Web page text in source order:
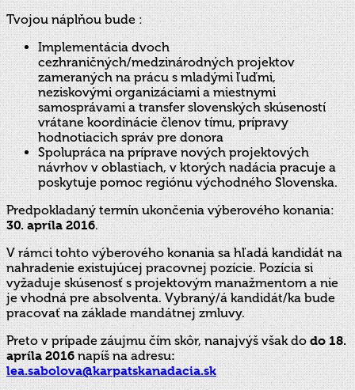
Tvojou náplňou bude :
Implementácia dvoch
cezhraničných/medzinárodných projektov
zameraných na prácu s mladými ľuďmi,
neziskovými organizáciami a miestnymi
samosprávami a transfer slovenských skúseností
vrátane koordinácie členov tímu, prípravy
hodnotiacich správ pre donora
Spolupráca na príprave nových projektových
návrhov v oblastiach, v ktorých nadácia pracuje a
poskytuje pomoc regiónu východného Slovenska.
Predpokladaný termín ukončenia výberového konania:
30. apríla 2016.
V rámci tohto výberového konania sa hľadá kandidát na
nahradenie existujúcej pracovnej pozície. Pozícia si
vyžaduje skúsenosť s projektovým manažmentom a nie
je vhodná pre absolventa. Vybraný/á kandidát/ka bude
pracovať na základe mandátnej zmluvy.
Preto v prípade záujmu čím skôr, nanajvýš však dodo 18.
apríla 2016napíš na adresu:
lea.sabolova@karpatskanadacia.sk